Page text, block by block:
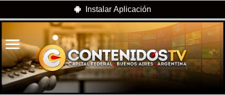
Instalar Aplicación